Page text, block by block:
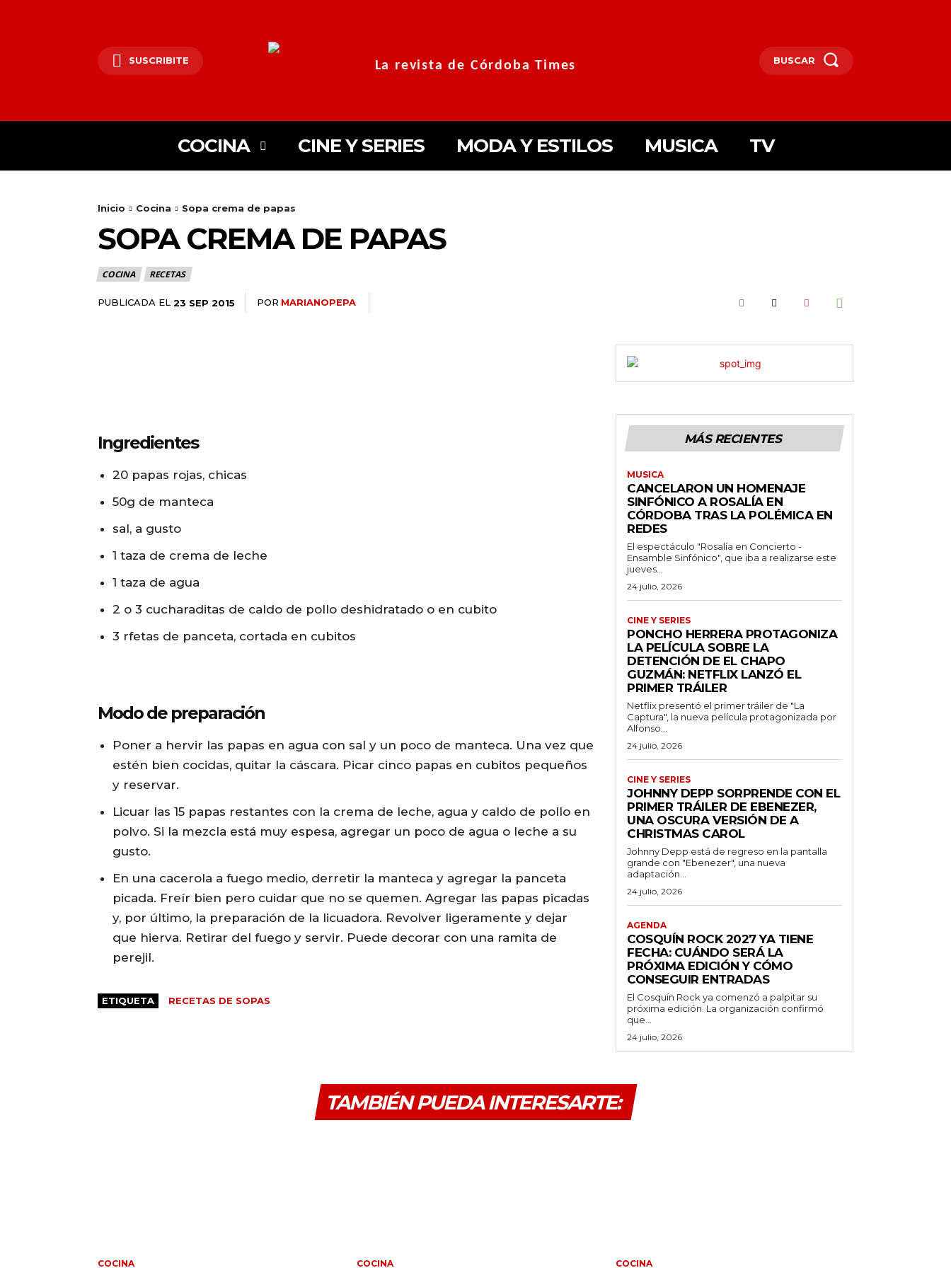
SUSCRIBITE La revista de Córdoba Times BUSCAR
COCINA CINE Y SERIES MODA Y ESTILOS MUSICA TV
Inicio Cocina Sopa crema de papas
SOPA CREMA DE PAPAS
COCINA RECETAS
PUBLICADA EL 23 SEP 2015 POR MARIANOPEPA
Ingredientes
20 papas rojas, chicas
50g de manteca
sal, a gusto
1 taza de crema de leche
1 taza de agua
2 o 3 cucharaditas de caldo de pollo deshidratado o en cubito
3 rfetas de panceta, cortada en cubitos
Modo de preparación
Poner a hervir las papas en agua con sal y un poco de manteca. Una vez que
estén bien cocidas, quitar la cáscara. Picar cinco papas en cubitos pequeños
y reservar.
Licuar las 15 papas restantes con la crema de leche, agua y caldo de pollo en
polvo. Si la mezcla está muy espesa, agregar un poco de agua o leche a su
gusto.
En una cacerola a fuego medio, derretir la manteca y agregar la panceta
picada. Freír bien pero cuidar que no se quemen. Agregar las papas picadas
y, por último, la preparación de la licuadora. Revolver ligeramente y dejar
que hierva. Retirar del fuego y servir. Puede decorar con una ramita de
perejil.
ETIQUETA RECETAS DE SOPAS
MÁS RECIENTES
MUSICA
CANCELARON UN HOMENAJE
SINFÓNICO A ROSALÍA EN
CÓRDOBA TRAS LA POLÉMICA EN
REDES
El espectáculo "Rosalía en Concierto -
Ensamble Sinfónico", que iba a realizarse este
jueves...
24 julio, 2026
CINE Y SERIES
PONCHO HERRERA PROTAGONIZA
LA PELÍCULA SOBRE LA
DETENCIÓN DE EL CHAPO
GUZMÁN: NETFLIX LANZÓ EL
PRIMER TRÁILER
Netflix presentó el primer tráiler de "La
Captura", la nueva película protagonizada por
Alfonso...
24 julio, 2026
CINE Y SERIES
JOHNNY DEPP SORPRENDE CON EL
PRIMER TRÁILER DE EBENEZER,
UNA OSCURA VERSIÓN DE A
CHRISTMAS CAROL
Johnny Depp está de regreso en la pantalla
grande con "Ebenezer", una nueva
adaptación...
24 julio, 2026
AGENDA
COSQUÍN ROCK 2027 YA TIENE
FECHA: CUÁNDO SERÁ LA
PRÓXIMA EDICIÓN Y CÓMO
CONSEGUIR ENTRADAS
El Cosquín Rock ya comenzó a palpitar su
próxima edición. La organización confirmó
que...
24 julio, 2026
TAMBIÉN PUEDA INTERESARTE:
COCINA COCINA COCINA